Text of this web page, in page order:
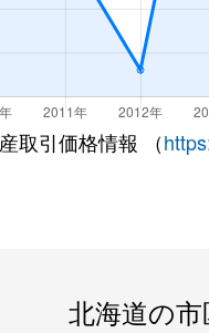
取引価格情報 （
北海道の